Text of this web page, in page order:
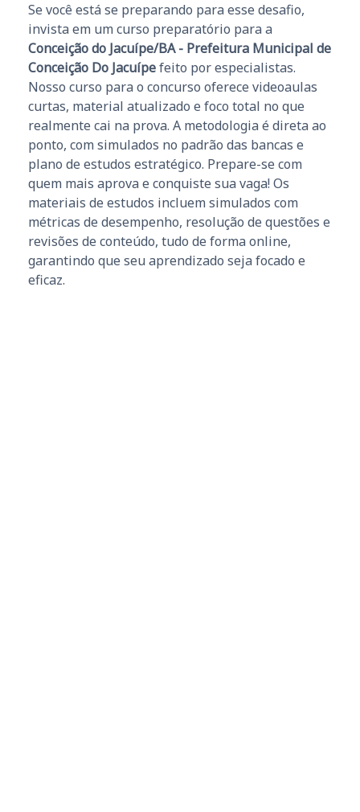
Se você está se preparando para esse desafio,
invista em um curso preparatório para a
Conceição do Jacuípe/BA - Prefeitura Municipal de
Conceição Do Jacuípefeito por especialistas.
Nosso curso para o concurso oferece videoaulas
curtas, material atualizado e foco total no que
realmente cai na prova. A metodologia é direta ao
ponto, com simulados no padrão das bancas e
plano de estudos estratégico. Prepare-se com
quem mais aprova e conquiste sua vaga! Os
materiais de estudos incluem simulados com
métricas de desempenho, resolução de questões e
revisões de conteúdo, tudo de forma online,
garantindo que seu aprendizado seja focado e
eficaz.